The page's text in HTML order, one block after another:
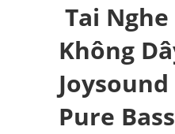
Tai
Không
Joysound
Pure